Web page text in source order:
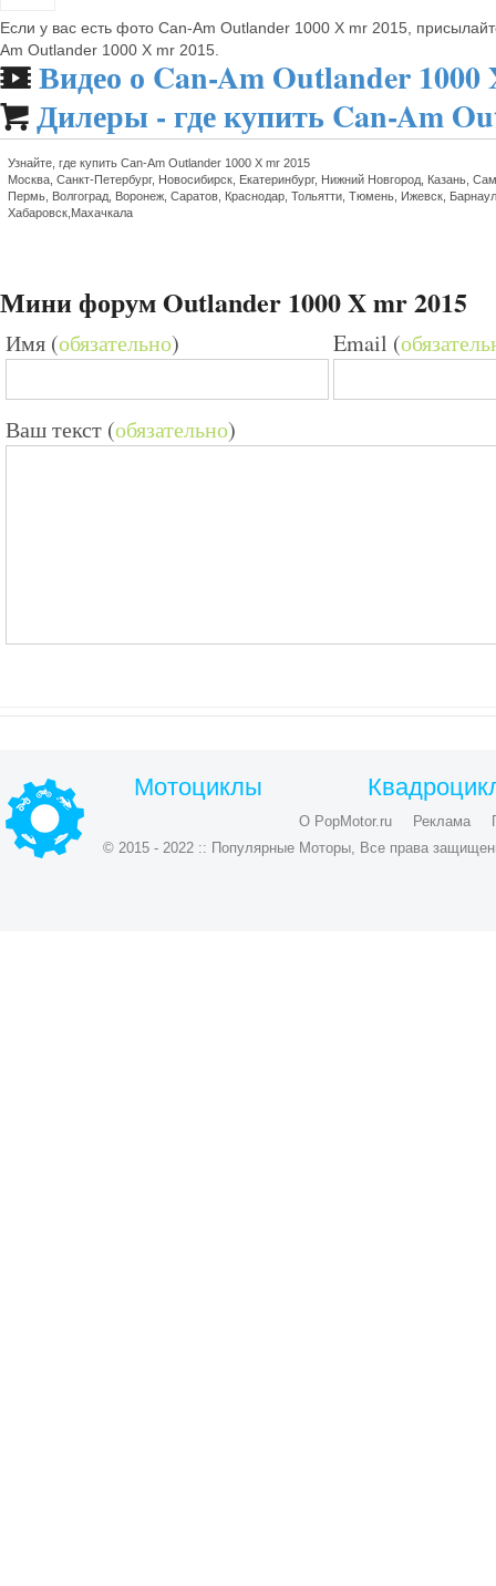
Если у вас есть фото Can-Am Outlander 1000 X mr 2015,
Am Outlander 1000 X mr 2015.
🎬 Видео о Can-Am Outlander 1000
 Дилеры - где купить Can-Am
Узнайте, где купить Can-Am Outlander 1000 X mr 2015
Москва, Санкт-Петербург, Новосибирск, Екатеринбург, Нижний Новгород, Казань,
Пермь, Волгоград, Воронеж, Саратов, Краснодар, Тольятти, Тюмень, Ижевск,
Хабаровск,Махачкала
Мини форум Outlander 1000 X mr 2015
Имя (обязательно) Email (
Ваш текст (обязательно)
Мотоциклы
О PopMotor.ru Реклама
© 2015 - 2022 :: Популярные Моторы, Все права